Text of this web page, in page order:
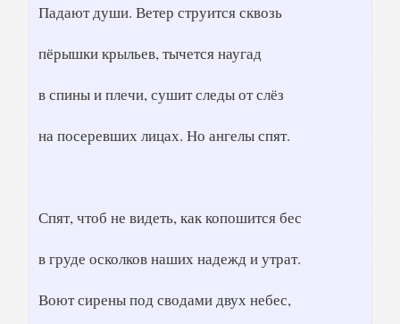
Падают души. Ветер струится сквозь
пёрышки крыльев, тычется наугад
в спины и плечи, сушит следы от слёз
на посеревших лицах. Но ангелы спят.
Спят, чтоб не видеть, как копошится бес
в груде осколков наших надежд и утрат.
Воют сирены под сводами двух небес,